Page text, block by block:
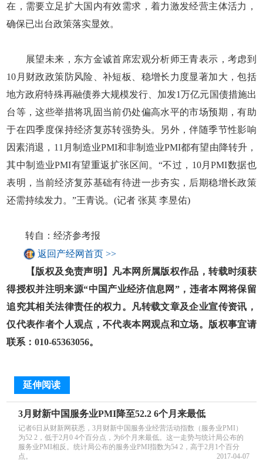
在，需要立足扩大国内有效需求，着力激发经营主体活力，
确保已出台政策落实显效。
展望未来，东方金诚首席宏观分析师王青表示，考虑到
10月财政政策防风险、补短板、稳增长力度显著加大，包括
地方政府特殊再融债券大规模发行、加发1万亿元国债措施出
台等，这些举措将巩固当前仍处偏高水平的市场预期，有助
于在四季度保持经济复苏转强势头。另外，伴随季节性影响
因素消退，11月制造业PMI和非制造业PMI都有望由降转升，
其中制造业PMI有望重返扩张区间。“不过，10月PMI数据也
表明，当前经济复苏基础有待进一步夯实，后期稳增长政策
还需持续发力。”王青说。(记者 张莫 李昱佑)
转自：经济参考报
返回产经网首页 >>
【版权及免责声明】凡本网所属版权作品，转载时须获
得授权并注明来源“中国产业经济信息网”，违者本网将保留
追究其相关法律责任的权力。凡转载文章及企业宣传资讯，
仅代表作者个人观点，不代表本网观点和立场。版权事宜请
联系：010-65363056。
延伸阅读
3月财新中国服务业PMI降至52.2 6个月来最低
记者6日从财新网获悉，3月财新中国服务业经营活动指数（服务业PMI）
为52 2，低于2月0 4个百分点，为6个月来最低。这一走势与统计局公布的
服务业PMI相反。统计局公布的服务业PMI指数为54 2，高于2月1个百分
点。
2017-04-07